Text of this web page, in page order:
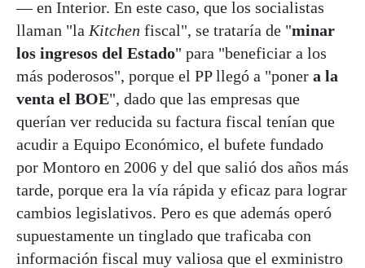
— en Interior. En este caso, que los socialistas
llaman "la Kitchen fiscal", se trataría de "minar
los ingresos del Estado" para "beneficiar a los
más poderosos", porque el PP llegó a "poner a la
venta el BOE", dado que las empresas que
querían ver reducida su factura fiscal tenían que
acudir a Equipo Económico, el bufete fundado
por Montoro en 2006 y del que salió dos años más
tarde, porque era la vía rápida y eficaz para lograr
cambios legislativos. Pero es que además operó
supuestamente un tinglado que traficaba con
información fiscal muy valiosa que el exministro